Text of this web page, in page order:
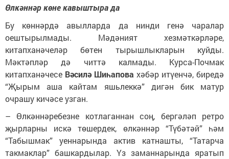
Өлкәннәр көне кавыштыра да
Бу көннәрдә авылларда да нинди генә чаралар
оештырылмады. Мәдәният хезмәткәрләре,
китапханәчеләр бөтен тырышлыкларын куйды.
Мәктәпләр дә читтә калмады. Курса-Почмак
китапханәчесе Вәсилә Шиһапова хәбәр итүенчә, биредә
“Җырым аша кайтам яшьлеккә” дигән бик матур
очрашу кичәсе узган.
– Өлкәннәребезне котлаганнан соң, бергәләп ретро
җырларны искә төшердек, өлкәннәр “Түбәтәй” һәм
“Табышмак” уеннарында актив катнашты, “Татарча
такмаклар” башкардылар. Үз заманнарында яратып